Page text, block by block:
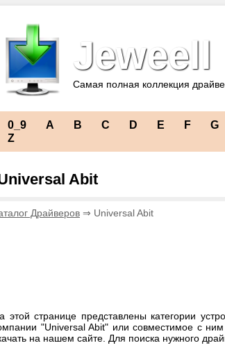
Jeweell
Самая полная коллекция
0_9 A B C D E F G
Z
Abit
Драйверов ⇒ Universal Abit
этой странице представлены категории
"Universal Abit" или совместимое с
на нашем сайте. Для поиска нужного